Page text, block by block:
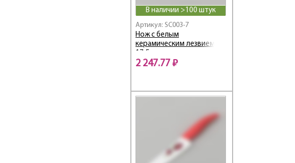
В наличии >100 штук
Артикул: SC003-7
Нож с белым
керамическим лезвием
2 247.77 ₽